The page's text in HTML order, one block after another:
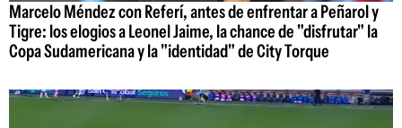
Marcelo Méndez con Referí, antes de enfrentar a Peñarol y
Tigre: los elogios a Leonel Jaime, la chance de "disfrutar" la
Copa Sudamericana y la "identidad" de City Torque